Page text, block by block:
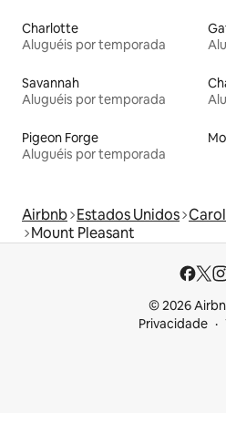
Charlotte
Aluguéis por temporada
Savannah
Aluguéis por temporada
Pigeon Forge
Aluguéis por temporada
Airbnb Estados Unidos
Mount Pleasant
© 2026
Privacidade